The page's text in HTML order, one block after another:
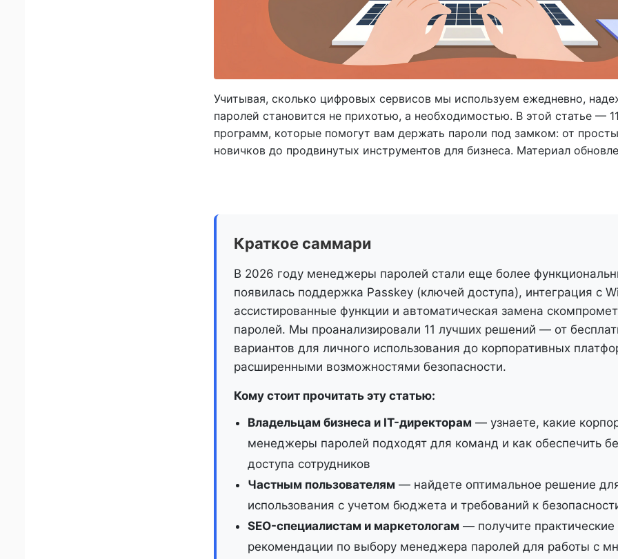
Учитывая, сколько цифровых сервисов мы используем ежедневно,
паролей становится не прихотью, а необходимостью. В этой статье —
программ, которые помогут вам держать пароли под замком: от
новичков до продвинутых инструментов для бизнеса. Материал
Краткое саммари
В 2026 году менеджеры паролей стали еще более
появилась поддержка Passkey (ключей доступа), интеграция с
ассистированные функции и автоматическая замена
паролей. Мы проанализировали 11 лучших решений — от
вариантов для личного использования до корпоративных
расширенными возможностями безопасности.
Кому стоит прочитать эту статью:
Владельцам бизнеса и IT-директорам — узнаете, какие
менеджеры паролей подходят для команд и как обеспечить
доступа сотрудников
Частным пользователям — найдете оптимальное решение
использования с учетом бюджета и требований к
SEO-специалистам и маркетологам — получите практические
рекомендации по выбору менеджера паролей для работы с